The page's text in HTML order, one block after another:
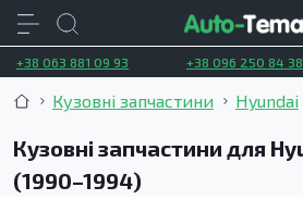
+38 063 881 09 93 +38 096 250 84 38
Кузовні запчастини Hyundai
Кузовні запчастини для
(1990–1994)